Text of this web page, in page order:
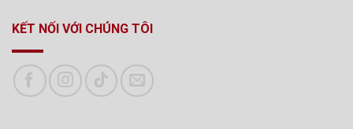
KẾT NỐI VỚI CHÚNG TÔI